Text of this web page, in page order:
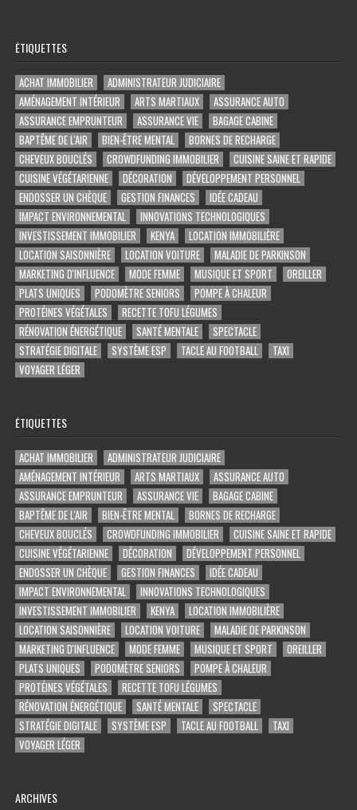
ÉTIQUETTES
ACHAT IMMOBILIER
ADMINISTRATEUR JUDICIAIRE
AMÉNAGEMENT INTÉRIEUR
ARTS MARTIAUX
ASSURANCE AUTO
ASSURANCE EMPRUNTEUR
ASSURANCE VIE
BAGAGE CABINE
BAPTÊME DE L'AIR
BIEN-ÊTRE MENTAL
BORNES DE RECHARGE
CHEVEUX BOUCLÉS
CROWDFUNDING IMMOBILIER
CUISINE SAINE ET RAPIDE
CUISINE VÉGÉTARIENNE
DÉCORATION
DÉVELOPPEMENT PERSONNEL
ENDOSSER UN CHÈQUE
GESTION FINANCES
IDÉE CADEAU
IMPACT ENVIRONNEMENTAL
INNOVATIONS TECHNOLOGIQUES
INVESTISSEMENT IMMOBILIER
KENYA
LOCATION IMMOBILIÈRE
LOCATION SAISONNIÈRE
LOCATION VOITURE
MALADIE DE PARKINSON
MARKETING D'INFLUENCE
MODE FEMME MUSIQUE ET SPORT
OREILLER
PLATS UNIQUES
PODOMÈTRE SENIORS
POMPE À CHALEUR
PROTÉINES VÉGÉTALES
RECETTE TOFU LÉGUMES
RÉNOVATION ÉNERGÉTIQUE
SANTÉ MENTALE
SPECTACLE
STRATÉGIE DIGITALE
SYSTÈME ESP TACLE AU FOOTBALL
TAXI
VOYAGER LÉGER
ÉTIQUETTES
ACHAT IMMOBILIER
ADMINISTRATEUR JUDICIAIRE
AMÉNAGEMENT INTÉRIEUR
ARTS MARTIAUX
ASSURANCE AUTO
ASSURANCE EMPRUNTEUR
ASSURANCE VIE
BAGAGE CABINE
BAPTÊME DE L'AIR
BIEN-ÊTRE MENTAL
BORNES DE RECHARGE
CHEVEUX BOUCLÉS
CROWDFUNDING IMMOBILIER
CUISINE SAINE ET RAPIDE
CUISINE VÉGÉTARIENNE
DÉCORATION
DÉVELOPPEMENT PERSONNEL
ENDOSSER UN CHÈQUE
GESTION FINANCES
IDÉE CADEAU
IMPACT ENVIRONNEMENTAL
INNOVATIONS TECHNOLOGIQUES
INVESTISSEMENT IMMOBILIER
KENYA
LOCATION IMMOBILIÈRE
LOCATION SAISONNIÈRE
LOCATION VOITURE
MALADIE DE PARKINSON
MARKETING D'INFLUENCE
MODE FEMME MUSIQUE ET SPORT
OREILLER
PLATS UNIQUES
PODOMÈTRE SENIORS
POMPE À CHALEUR
PROTÉINES VÉGÉTALES
RECETTE TOFU LÉGUMES
RÉNOVATION ÉNERGÉTIQUE
SANTÉ MENTALE
SPECTACLE
STRATÉGIE DIGITALE
SYSTÈME ESP TACLE AU FOOTBALL
TAXI
VOYAGER LÉGER
ARCHIVES